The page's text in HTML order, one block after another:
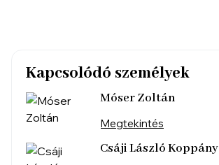
Kapcsolódó személyek
Móser Zoltán
Megtekintés
Csáji László Koppány